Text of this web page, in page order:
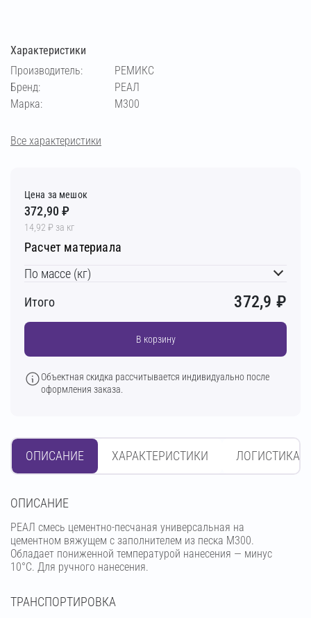
Характеристики
Производитель:
РЕМИКС
Бренд:
РЕАЛ
Марка:
М300
Все характеристики
Цена за мешок
372,90 ₽
14,92 ₽ за кг
Расчет материала
По массе (кг)
Итого
372,9 ₽
В корзину
Объектная скидка рассчитывается индивидуально после
оформления заказа.
ОПИСАНИЕ ХАРАКТЕРИСТИКИ ЛОГИСТИКА
OПИСАНИЕ
РЕАЛ смесь цементно-песчаная универсальная на
цементном вяжущем с заполнителем из песка М300.
Обладает пониженной температурой нанесения — минус
10°С. Для ручного нанесения.
ТРАНСПОРТИРОВКА